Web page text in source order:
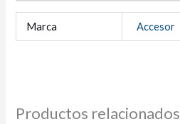
Marca Accesor
Productos relacionados